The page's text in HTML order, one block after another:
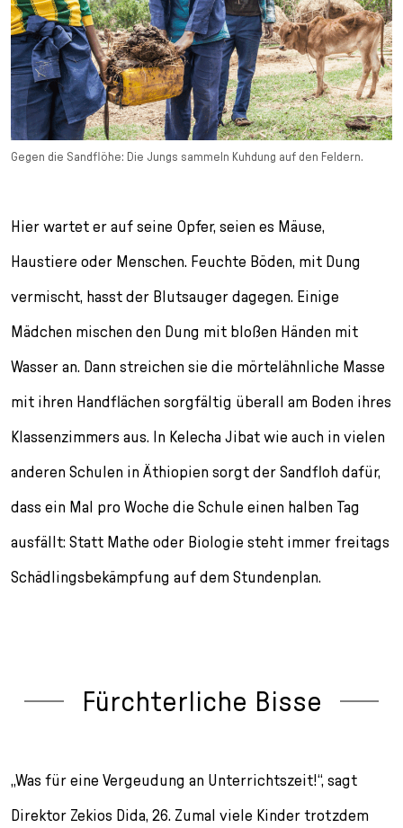
Gegen die Sandflöhe: Die Jungs sammeln Kuhdung auf den Feldern.
Hier wartet er auf seine Opfer, seien es Mäuse,
Haustiere oder Menschen. Feuchte Böden, mit Dung
vermischt, hasst der Blutsauger dagegen. Einige
Mädchen mischen den Dung mit bloßen Händen mit
Wasser an. Dann streichen sie die mörtelähnliche Masse
mit ihren Handflächen sorgfältig überall am Boden ihres
Klassenzimmers aus. In Kelecha Jibat wie auch in vielen
anderen Schulen in Äthiopien sorgt der Sandfloh dafür,
dass ein Mal pro Woche die Schule einen halben Tag
ausfällt: Statt Mathe oder Biologie steht immer freitags
Schädlingsbekämpfung auf dem Stundenplan.
Fürchterliche Bisse
„Was für eine Vergeudung an Unterrichtszeit!“, sagt
Direktor Zekios Dida, 26. Zumal viele Kinder trotzdem